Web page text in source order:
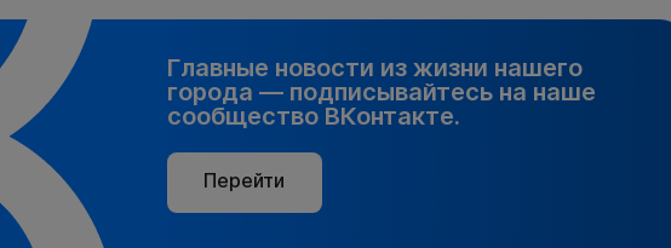
Главные новости из жизни нашего
города — подписывайтесь на наше
сообщество ВКонтакте.
Перейти